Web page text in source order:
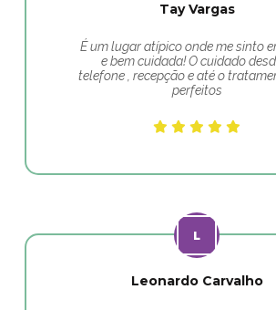
Tay Vargas
É um lugar atípico onde me sinto
e bem cuidada! O cuidado
telefone , recepção e até o
perfeitos
Leonardo Carvalho